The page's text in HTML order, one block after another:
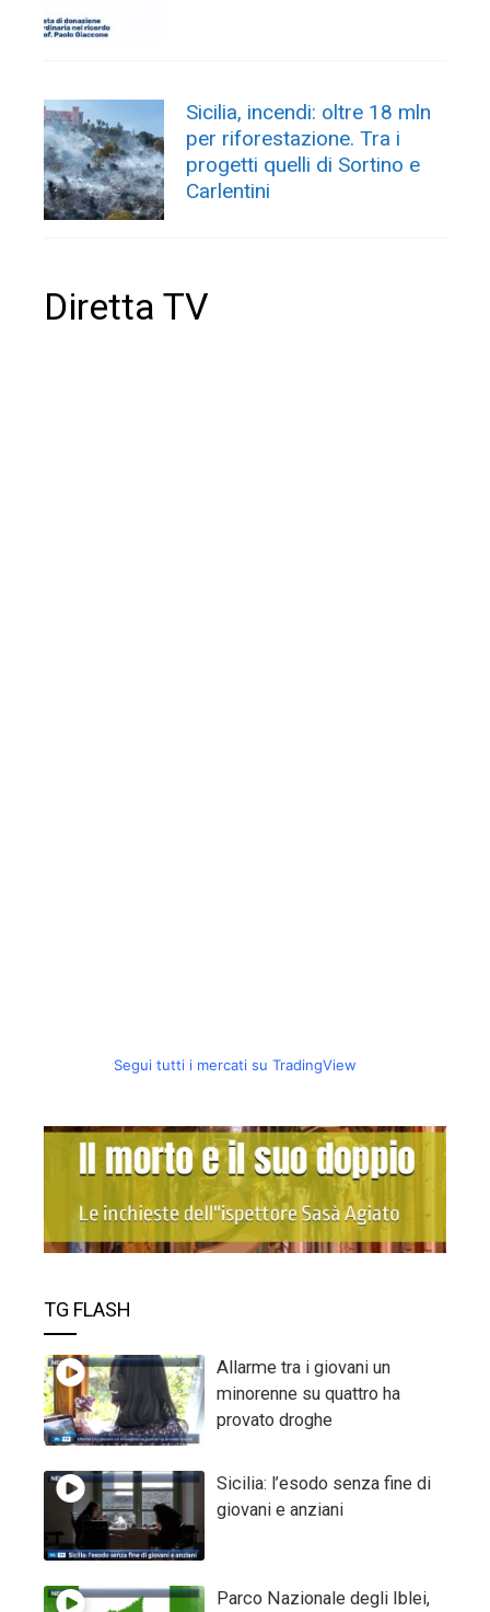
Sicilia, incendi: oltre 18 mln
per riforestazione. Tra i
progetti quelli di Sortino e
Carlentini
Diretta TV
Segui tutti i mercati su TradingView
TG FLASH
Allarme tra i giovani un
minorenne su quattro ha
provato droghe
Sicilia: l’esodo senza fine di
giovani e anziani
Parco Nazionale degli Iblei,